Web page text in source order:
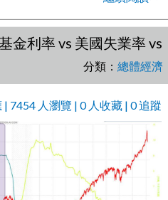
金利率 vs 美國失業率 vs
分類： 總體經濟
7454 人瀏覽 | 0 人收藏 | 0 追蹤